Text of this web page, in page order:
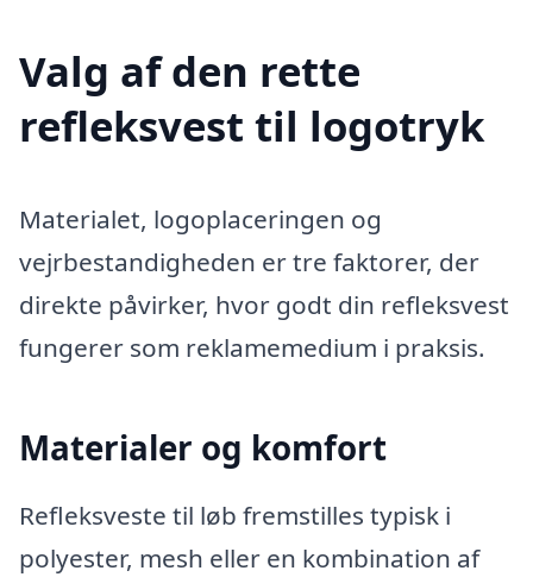
Valg af den rette
refleksvest til logotryk
Materialet, logoplaceringen og
vejrbestandigheden er tre faktorer, der
direkte påvirker, hvor godt din refleksvest
fungerer som reklamemedium i praksis.
Materialer og komfort
Refleksveste til løb fremstilles typisk i
polyester, mesh eller en kombination af